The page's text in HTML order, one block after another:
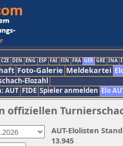
CZE DEN ENG ESP FAI FIN FRA GER GRE INA
Foto-Galerie Meldekartei
Elozahl
AUT FIDE Spieler anmelden Elo
offiziellen
AUT-Elolisten
13.945